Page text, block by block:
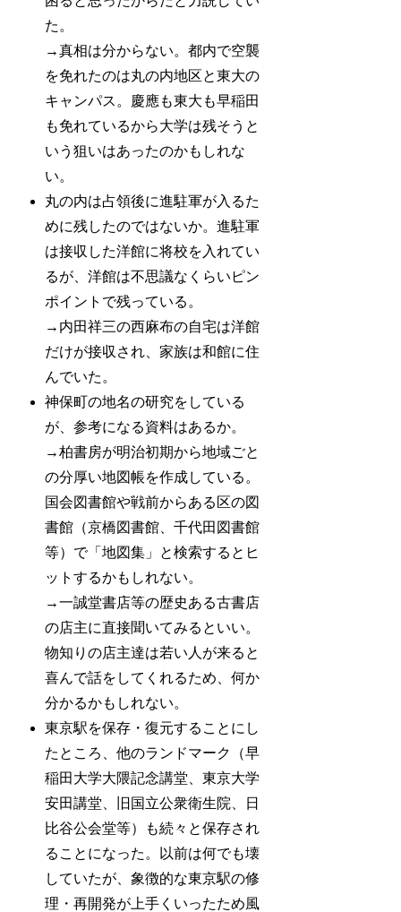
た。
→真相は分からない。都内で空襲
を免れたのは丸の内地区と東大の
キャンパス。慶應も東大も早稲田
も免れているから大学は残そうと
いう狙いはあったのかもしれな
い。
丸の内は占領後に進駐軍が入るた
めに残したのではないか。進駐軍
は接収した洋館に将校を入れてい
るが、洋館は不思議なくらいピン
ポイントで残っている。
→内田祥三の西麻布の自宅は洋館
だけが接収され、家族は和館に住
んでいた。
神保町の地名の研究をしている
が、参考になる資料はあるか。
→柏書房が明治初期から地域ごと
の分厚い地図帳を作成している。
国会図書館や戦前からある区の図
書館（京橋図書館、千代田図書館
等）で「地図集」と検索するとヒ
ットするかもしれない。
→一誠堂書店等の歴史ある古書店
の店主に直接聞いてみるといい。
物知りの店主達は若い人が来ると
喜んで話をしてくれるため、何か
分かるかもしれない。
東京駅を保存・復元することにし
たところ、他のランドマーク（早
稲田大学大隈記念講堂、東京大学
安田講堂、旧国立公衆衛生院、日
比谷公会堂等）も続々と保存され
ることになった。以前は何でも壊
していたが、象徴的な東京駅の修
理・再開発が上手くいったため風